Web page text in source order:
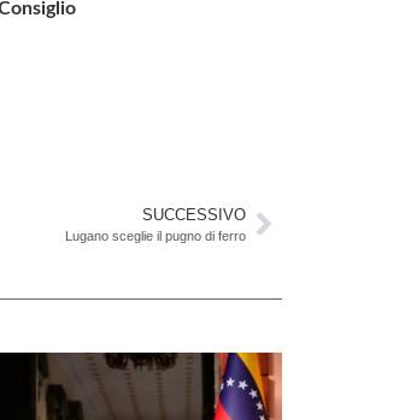
SUCCESSIVO
Lugano sceglie il pugno di ferro